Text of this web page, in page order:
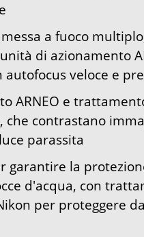
a fuoco
di azionamento
veloce e
ARNEO e
che contrastano
parassita
garantire la
d'acqua, con
per proteggere